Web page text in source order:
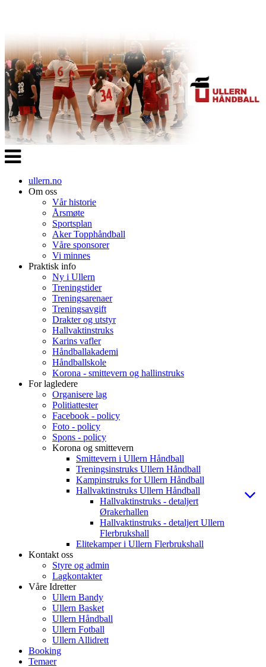
Veksle
navigasjon
ullern.no
Om oss
Vår historie
Årsmøte
Sportsplan
Aker Topphåndball
Våre sponsorer
Vi minnes
Praktisk info
Ny i Ullern
Treningstider
Treningsarenaer
Treningsavgift
Drakter og utstyr
Hallvaktinstruks
Karins vafler
Håndballakademi
Håndballskole
Korona - smittevern og hallinstruks
For lagledere
Organisere lag
Politiattester
Facebook - policy
Foto - policy
Spons - policy
Korona og smittevern
Smittevern i Ullern Håndball
Treningsinstruks Ullern Håndball
Kampinstruks for Ullern Håndball
Hallvaktinstruks Ullern Håndball
Hallvaktinstruks - detaljert
Ørakerhallen
Hallvaktinstruks - detaljert Ullern
Flerbrukshall
Elitekamper i Ullern Flerbrukshall
Kontakt oss
Styre og admin
Lagkontakter
Våre Idretter
Ullern Bandy
Ullern Basket
Ullern Håndball
Ullern Fotball
Ullern Allidrett
Booking
Temaer